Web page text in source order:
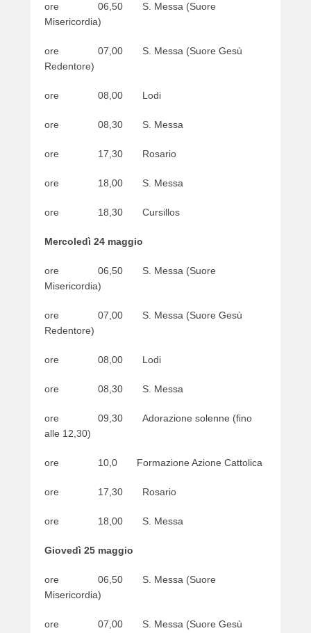
ore 06,50 S. Messa (Suore
Misericordia)
ore 07,00 S. Messa (Suore Gesù
Redentore)
ore 08,00 Lodi
ore 08,30 S. Messa
ore 17,30 Rosario
ore 18,00 S. Messa
ore 18,30 Cursillos
Mercoledì 24 maggio
ore 06,50 S. Messa (Suore
Misericordia)
ore 07,00 S. Messa (Suore Gesù
Redentore)
ore 08,00 Lodi
ore 08,30 S. Messa
ore 09,30 Adorazione solenne (fino
alle 12,30)
ore 10,0 Formazione Azione Cattolica
ore 17,30 Rosario
ore 18,00 S. Messa
Giovedì 25 maggio
ore 06,50 S. Messa (Suore
Misericordia)
ore 07,00 S. Messa (Suore Gesù